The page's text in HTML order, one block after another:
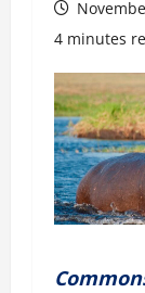
4 minutes